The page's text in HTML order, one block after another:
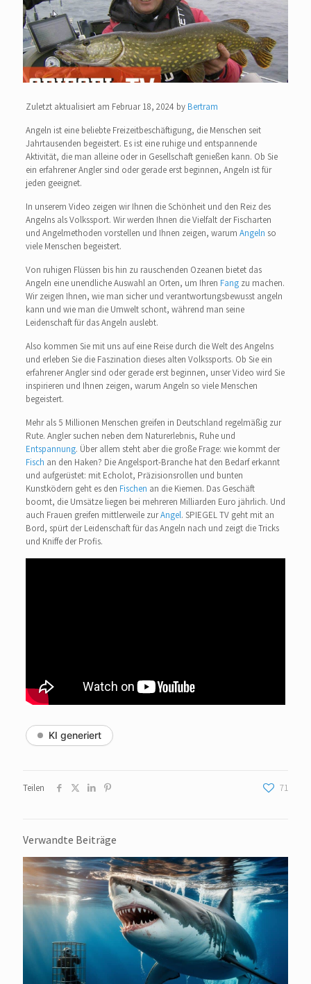
Zuletzt aktualisiert am Februar 18, 2024 by Bertram
Angeln ist eine beliebte Freizeitbeschäftigung, die Menschen seit
Jahrtausenden begeistert. Es ist eine ruhige und entspannende
Aktivität, die man alleine oder in Gesellschaft genießen kann. Ob Sie
ein erfahrener Angler sind oder gerade erst beginnen, Angeln ist für
jeden geeignet.
In unserem Video zeigen wir Ihnen die Schönheit und den Reiz des
Angelns als Volkssport. Wir werden Ihnen die Vielfalt der Fischarten
und Angelmethoden vorstellen und Ihnen zeigen, warum Angeln so
viele Menschen begeistert.
Von ruhigen Flüssen bis hin zu rauschenden Ozeanen bietet das
Angeln eine unendliche Auswahl an Orten, um Ihren Fangzu machen.
Wir zeigen Ihnen, wie man sicher und verantwortungsbewusst angeln
kann und wie man die Umwelt schont, während man seine
Leidenschaft für das Angeln auslebt.
Also kommen Sie mit uns auf eine Reise durch die Welt des Angelns
und erleben Sie die Faszination dieses alten Volkssports. Ob Sie ein
erfahrener Angler sind oder gerade erst beginnen, unser Video wird Sie
inspirieren und Ihnen zeigen, warum Angeln so viele Menschen
begeistert.
Mehr als 5 Millionen Menschen greifen in Deutschland regelmäßig zur
Rute. Angler suchen neben dem Naturerlebnis, Ruhe und
Entspannung. Über allem steht aber die große Frage: wie kommt der
Fisch an den Haken? Die Angelsport-Branche hat den Bedarf erkannt
und aufgerüstet: mit Echolot, Präzisionsrollen und bunten
Kunstködern geht es den Fischen an die Kiemen. Das Geschäft
boomt, die Umsätze liegen bei mehreren Milliarden Euro jährlich. Und
auch Frauen greifen mittlerweile zurAngel. SPIEGEL TV geht mit an
Bord, spürt der Leidenschaft für das Angeln nach und zeigt die Tricks
und Kniffe der Profis.
KI generiert
Teilen 71
Verwandte Beiträge